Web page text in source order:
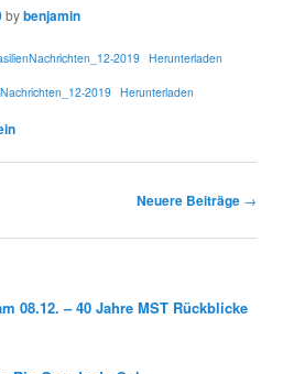
bybenjamin
2019 Herunterladen
2019 Herunterladen
Neuere Beiträge →
08.12. – 40 Jahre MST Rückblicke